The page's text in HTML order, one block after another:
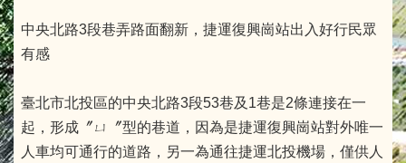
中央北路3段巷弄路面翻新，捷運復興崗站出入好行民眾
有感
臺北市北投區的中央北路3段53巷及1巷是2條連接在一
起，形成〞ㄩ〞型的巷道，因為是捷運復興崗站對外唯一
人車均可通行的道路，另一為通往捷運北投機場，僅供人